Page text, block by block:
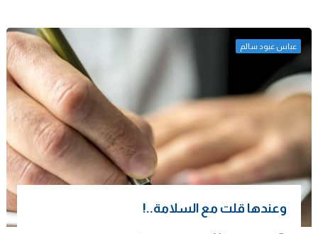
عباس عبود سالم
وعندها قلت مع السلامة..!